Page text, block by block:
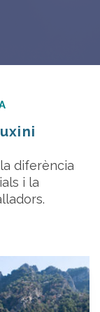
diferència
i la